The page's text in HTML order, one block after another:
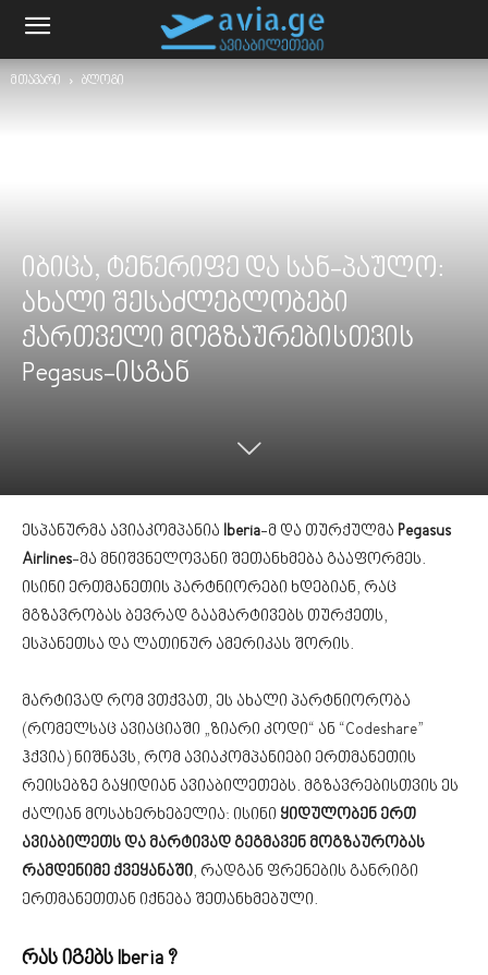
მთავარი ბლოგი
იბიცა, ტენერიფე და სან-პაულო:
ახალი შესაძლებლობები
ქართველი მოგზაურებისთვის
Pegasus-ისგან
ესპანურმა ავიაკომპანია Iberia-მ და თურქულმა Pegasus
Airlines-მა მნიშვნელოვანი შეთანხმება გააფორმეს.
ისინი ერთმანეთის პარტნიორები ხდებიან, რაც
მგზავრობას ბევრად გაამარტივებს თურქეთს,
ესპანეთსა და ლათინურ ამერიკას შორის.
მარტივად რომ ვთქვათ, ეს ახალი პარტნიორობა
(რომელსაც ავიაციაში „ზიარი კოდი“ ან “Codeshare”
ჰქვია) ნიშნავს, რომ ავიაკომპანიები ერთმანეთის
რეისებზე გაყიდიან ავიაბილეთებს. მგზავრებისთვის ეს
ძალიან მოსახერხებელია: ისინი ყიდულობენ ერთ
ავიაბილეთს და მარტივად გეგმავენ მოგზაურობას
რამდენიმე ქვეყანაში, რადგან ფრენების განრიგი
ერთმანეთთან იქნება შეთანხმებული.
რას იგებს Iberia ?